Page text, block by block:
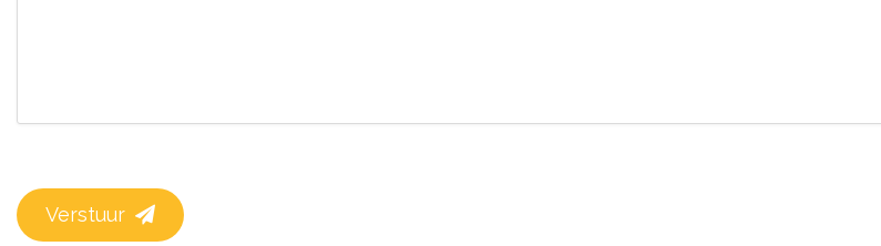
Verstuur